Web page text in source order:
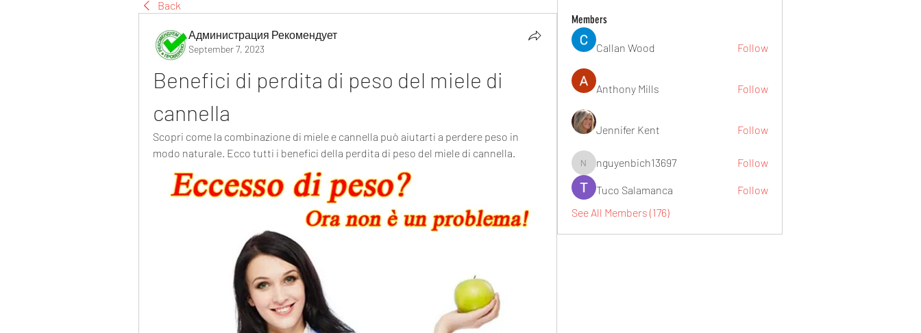
Back
Администрация Рекомендует
September 7, 2023
Benefici di perdita di peso del miele di
cannella
Scopri come la combinazione di miele e cannella può aiutarti a perdere peso in
modo naturale. Ecco tutti i benefici della perdita di peso del miele di cannella.
Members
Callan Wood Follow
Anthony Mills Follow
Jennifer Kent Follow
nguyenbich13697
nguyenbich13697 Follow
Tuco Salamanca
Follow
See All Members (176)